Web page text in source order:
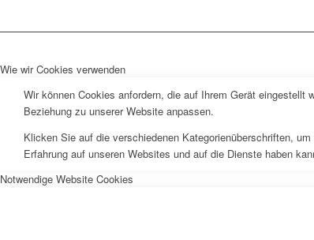
Wie wir Cookies verwenden
Wir können Cookies anfordern, die auf Ihrem Gerät
Beziehung zu unserer Website anpassen.
Klicken Sie auf die verschiedenen Kategorienüberschriften,
Erfahrung auf unseren Websites und auf die Dienste haben
Notwendige Website Cookies